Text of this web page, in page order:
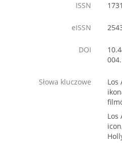
ISSN
eISSN
DOI
Słowa kluczowe
Los
Los